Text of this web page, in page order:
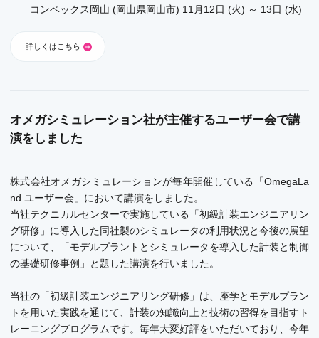
コンベックス岡山 (岡山県岡山市) 11月12日 (火) ～ 13日 (水)
詳しくはこちら
オメガシミュレーション社が主催するユーザー会で講
演をしました
株式会社オメガシミュレーションが毎年開催している「OmegaLa
nd ユーザー会 」において講演をしました。
当社テクニカルセンターで実施している「初級計装エンジニアリン
グ研修」に導入した同社製のシミュレータの利用状況と今後の展望
について、「モデルプラントとシミュレータを導入した計装と制御
の基礎研修事例」と題した講演を行いました。
当社の「初級計装エンジニアリング研修」は、座学とモデルプラン
トを用いた実践を通じて、計装の知識向上と技術の習得を目指すト
レーニングプログラムです。毎年大変好評をいただいており、今年